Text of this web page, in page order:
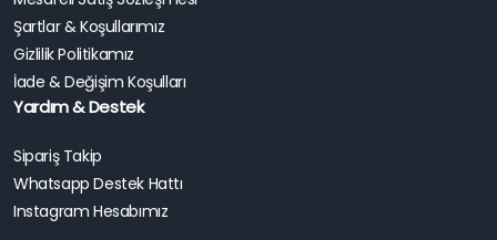
Şartlar & Koşullarımız
Gizlilik Politikamız
İade & Değişim Koşulları
Yardım & Destek
Sipariş Takip
Whatsapp Destek Hattı
Instagram Hesabımız